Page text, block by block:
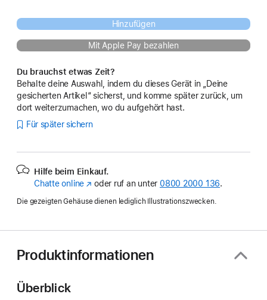
Hinzufügen
Mit Apple Pay bezahlen
Du brauchst etwas Zeit?
Behalte deine Auswahl, indem du dieses Gerät in „Deine
gesicherten Artikel“ sicherst, und komme später zurück, um
dort weiterzumachen, wo du aufgehört hast.
Für später sichern
Hilfe beim Einkauf.
Chatte online (Öffnet
neues
oder ruf an unter 0800 2000 136.
Die gezeigten Gehäuse dienen lediglich Illustrationszwecken.
Produktinformationen
Überblick